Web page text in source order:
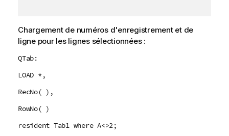
Chargement de numéros d'enregistrement et de
ligne pour les lignes sélectionnées :
QTab:
LOAD *,
RecNo( ),
RowNo( )
resident Tab1 where A<>2;